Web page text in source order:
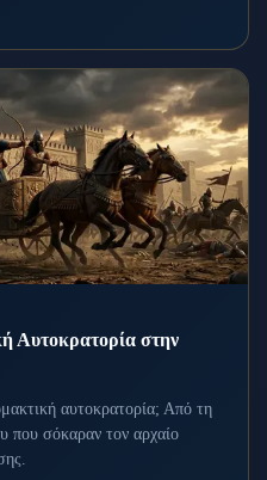
Αυτοκρατορία στην
αυτοκρατορία; Από τη
που σόκαραν τον αρχαίο